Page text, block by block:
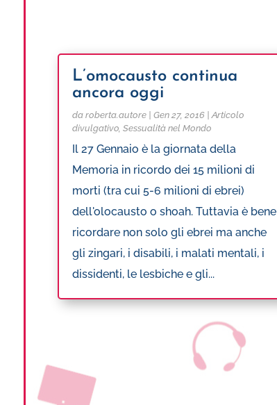
L’omocausto continua
ancora oggi
daroberta.autore |Gen 27, 2016 |Articolo
divulgativo,Sessualità nel Mondo
Il 27 Gennaio è la giornata della
Memoria in ricordo dei 15 milioni di
morti (tra cui 5-6 milioni di ebrei)
dell'olocausto o shoah. Tuttavia è bene
ricordare non solo gli ebrei ma anche
gli zingari, i disabili, i malati mentali, i
dissidenti, le lesbiche e gli...